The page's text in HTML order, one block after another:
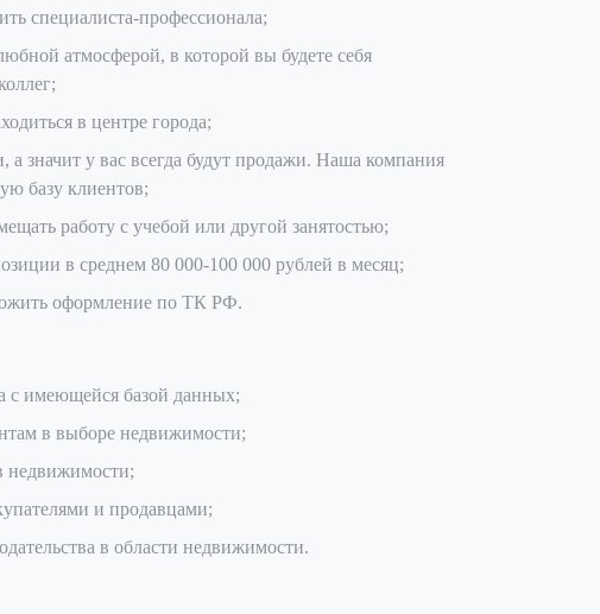
специалиста-профессионала;
атмосферой, в которой вы будете себя
в центре города;
значит у вас всегда будут продажи. Наша компания
базу клиентов;
работу с учебой или другой занятостью;
в среднем 80 000-100 000 рублей в месяц;
оформление по ТК РФ.
с имеющейся базой данных;
в выборе недвижимости;
недвижимости;
и продавцами;
в области недвижимости.